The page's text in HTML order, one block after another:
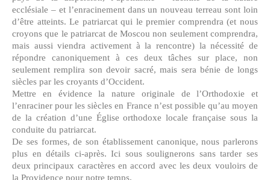
ecclésiale – et l’enracinement dans un nouveau terreau sont loin
d’être atteints. Le patriarcat qui le premier comprendra (et nous
croyons que le patriarcat de Moscou non seulement comprendra,
mais aussi viendra activement à la rencontre) la nécessité de
répondre canoniquement à ces deux tâches sur place, non
seulement remplira son devoir sacré, mais sera bénie de longs
siècles par les croyants d’Occident.
Mettre en évidence la nature originale de l’Orthodoxie et
l’enraciner pour les siècles en France n’est possible qu’au moyen
de la création d’une Église orthodoxe locale française sous la
conduite du patriarcat.
De ses formes, de son établissement canonique, nous parlerons
plus en détails ci-après. Ici sous soulignerons sans tarder ses
deux principaux caractères en accord avec les deux vouloirs de
la Providence pour notre temps.